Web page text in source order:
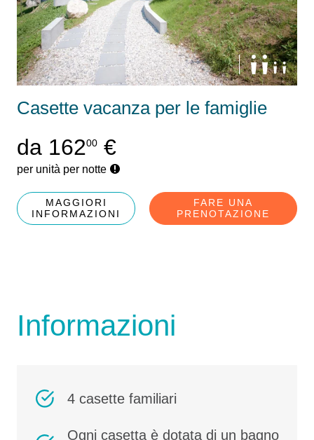
Casette vacanza per le famiglie
da 16200 €
per unità per notte
MAGGIORI
INFORMAZIONI
FARE UNA
PRENOTAZIONE
Informazioni
4 casette familiari
Ogni casetta è dotata di un bagno